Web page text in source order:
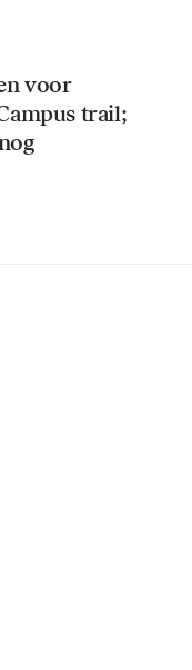
voor
trail;